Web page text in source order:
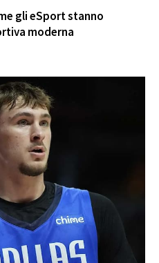
gli eSport stanno
moderna